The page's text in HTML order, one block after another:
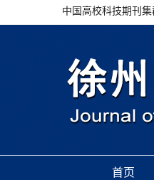
中国高校科技期刊
首页